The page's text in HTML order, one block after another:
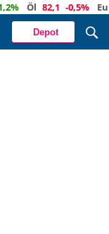
Öl 82,1 -0,5% Euro
Depot